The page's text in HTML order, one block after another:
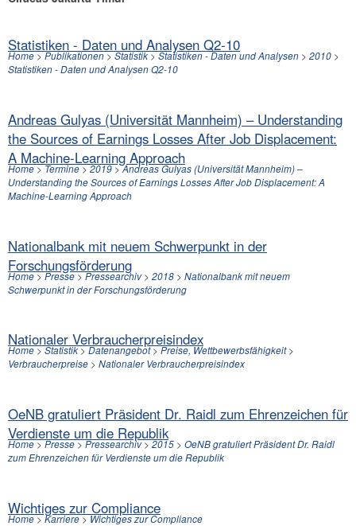
Statistiken - Daten und Analysen Q2-10
Home>Publikationen>Statistik>Statistiken - Daten und Analysen > 2010 >
Statistiken - Daten und Analysen Q2-10
Andreas Gulyas (Universität Mannheim) – Understanding
the Sources of Earnings Losses After Job Displacement:
A Machine-Learning Approach
Home>Termine>2019>Andreas Gulyas (Universität Mannheim) –
Understanding the Sources of Earnings Losses After Job Displacement: A
Machine-Learning Approach
Nationalbank mit neuem Schwerpunkt in der
Forschungsförderung
Home>Presse>Pressearchiv> 2018 > Nationalbank mit neuem
Schwerpunkt in der Forschungsförderung
Nationaler Verbraucherpreisindex
Home>Statistik>Datenangebot>Preise, Wettbewerbsfähigkeit>
Verbraucherpreise > Nationaler Verbraucherpreisindex
OeNB gratuliert Präsident Dr. Raidl zum Ehrenzeichen für
Verdienste um die Republik
Home>Presse>Pressearchiv>2015 > OeNB gratuliert Präsident Dr. Raidl
zum Ehrenzeichen für Verdienste um die Republik
Wichtiges zur Compliance
Home>Karriere>Wichtiges zur Compliance